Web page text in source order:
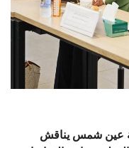
عين شمس يناقش